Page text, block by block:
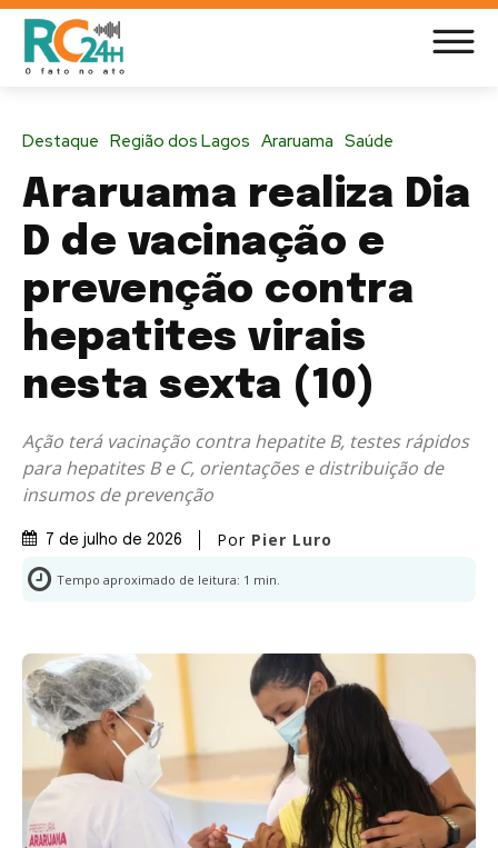
Destaque Região dos Lagos Araruama Saúde
Araruama realiza Dia
D de vacinação e
prevenção contra
hepatites virais
nesta sexta (10)
Ação terá vacinação contra hepatite B, testes rápidos
para hepatites B e C, orientações e distribuição de
insumos de prevenção
7 de julho de 2026 Por Pier Luro
Tempo aproximado de leitura: 1 min.